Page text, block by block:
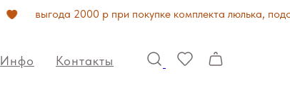
выгода 2000 р при покупке комплекта люлька,
Инфо Контакты